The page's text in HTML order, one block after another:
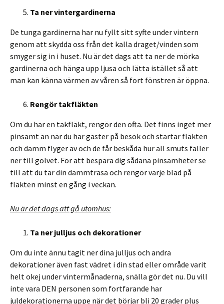
Ta ner vintergardinerna
De tunga gardinerna har nu fyllt sitt syfte under vintern
genom att skydda oss från det kalla draget/vinden som
smyger sig in i huset. Nu är det dags att ta ner de mörka
gardinerna och hänga upp ljusa och lätta istället så att
man kan känna värmen av våren så fort fönstren är öppna.
Rengör takfläkten
Om du har en takfläkt, rengör den ofta. Det finns inget mer
pinsamt än när du har gäster på besök och startar fläkten
och damm flyger av och de får beskåda hur all smuts faller
ner till golvet. För att bespara dig sådana pinsamheter se
till att du tar din dammtrasa och rengör varje blad på
fläkten minst en gång i veckan.
Nu är det dags att gå utomhus:
Ta ner julljus och dekorationer
Om du inte ännu tagit ner dina julljus och andra
dekorationer även fast vädret i din stad eller område varit
helt okej under vintermånaderna, snälla gör det nu. Du vill
inte vara DEN personen som fortfarande har
juldekorationerna uppe när det börjar bli 20 grader plus